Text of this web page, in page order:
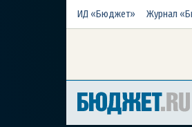
ИД «Бюджет» Журнал